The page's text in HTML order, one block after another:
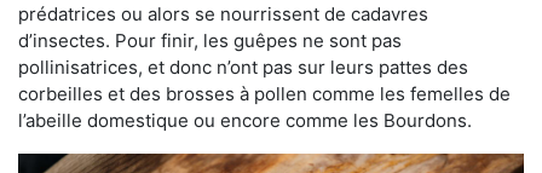
prédatrices ou alors se nourrissent de cadavres
d’insectes. Pour finir, les guêpes ne sont pas
pollinisatrices, et donc n’ont pas sur leurs pattes des
corbeilles et des brosses à pollen comme les femelles de
l’abeille domestique ou encore comme les Bourdons.